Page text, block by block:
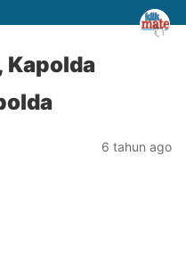
Kapolda
6 tahun ago